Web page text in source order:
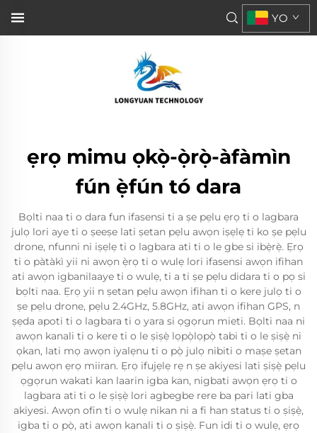
YO
ẹrọ mimu ọkọ̀-ọ̀rọ̀-àfàmìn
fún ẹ̀fún tó dara
Bọlti naa ti o dara fun ifasensi ti a ṣe pẹlu ẹrọ ti o lagbara
julọ lori aye ti o ṣeeṣe lati ṣetan pẹlu awọn iṣẹlẹ ti ko ṣe pẹlu
drone, nfunni ni iṣẹlẹ ti o lagbara ati ti o le gbe si ibẹ̀rẹ̀. Ẹrọ
ti o pàtàkì yii ni awọn ẹ̀rọ ti o wulẹ lori ifasensi awọn ifihan
ati awọn igbanilaaye ti o wulẹ, ti a ti ṣe pẹlu didara ti o pọ si
bọlti naa. Ẹrọ yii n ṣetan pẹlu awọn ifihan ti o kere julọ ti o
ṣe pẹlu drone, pẹlu 2.4GHz, 5.8GHz, ati awọn ifihan GPS, n
ṣẹda apoti ti o lagbara ti o yara si ọgọrun mieti. Bọlti naa ni
awọn kanali ti o kere ti o le ṣiṣẹ̀ lọpọ̀lọpọ̀ tabi ti o le ṣiṣẹ̀ ni
ọkan, lati mọ awọn iyalẹnu ti o pọ̀ julọ nibiti o maṣe ṣetan
pẹlu awọn ẹrọ miiran. Ẹrọ ifujẹlẹ rẹ n ṣe akiyesi lati ṣiṣẹ̀ pẹlu
ọgọrun wakati kan laarin igba kan, nigbati awọn ẹrọ ti o
lagbara ati ti o le ṣiṣẹ̀ lori agbegbe rere ba pari lati gba
akiyesi. Awọn ofin ti o wulẹ nikan ni a fi han status ti o ṣiṣẹ̀,
igba ti o pọ̀, ati awọn kanali ti o ṣiṣẹ̀. Fun idi ti o wulẹ, ẹrọ